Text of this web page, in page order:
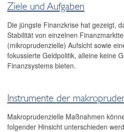
Institutioneller Rahmen
Publikationen
Internationales
FAQ
Ziele und Aufgaben
Die jüngste Finanzkrise hat gezeigt,
Stabilität von einzelnen
(mikroprudenzielle) Aufsicht sowie
fokussierte Geldpolitik, alleine keine
Finanzsystems bieten.
Instrumente der
Makroprudenzielle Maßnahmen
folgender Hinsicht unterschieden